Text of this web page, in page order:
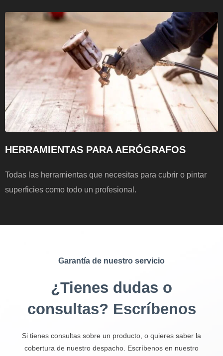
HERRAMIENTAS PARA AERÓGRAFOS
Todas las herramientas que necesitas para cubrir o pintar
superficies como todo un profesional.
Garantía de nuestro servicio
¿Tienes dudas o
consultas? Escríbenos
Si tienes consultas sobre un producto, o quieres saber la
cobertura de nuestro despacho. Escríbenos en nuestro